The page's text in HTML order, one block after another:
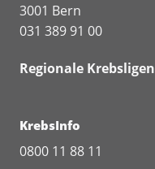
3001 Bern
031 389 91 00
Regionale Krebsligen
KrebsInfo
0800 11 88 11